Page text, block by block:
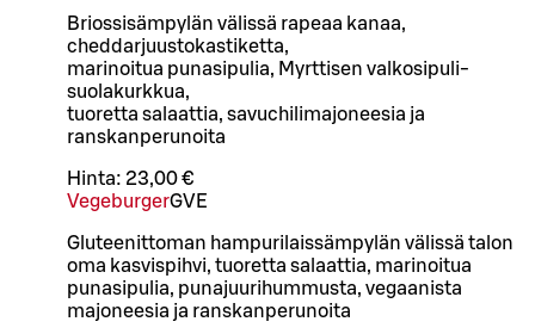
Briossisämpylän välissä rapeaa kanaa,
cheddarjuustokastiketta,
marinoitua punasipulia, Myrttisen valkosipuli-
suolakurkkua,
tuoretta salaattia, savuchilimajoneesia ja
ranskanperunoita
Hinta: 23,00 €
VegeburgerGVE
Gluteenittoman hampurilaissämpylän välissä talon
oma kasvispihvi, tuoretta salaattia, marinoitua
punasipulia, punajuurihummusta, vegaanista
majoneesia ja ranskanperunoita